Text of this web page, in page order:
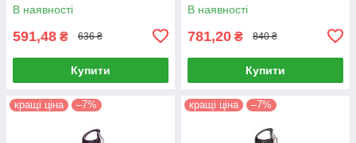
В наявності
591,48 ₴ 636 ₴
Купити
В наявності
781,20 ₴ 840 ₴
Купити
кращі ціна –7% кращі ціна –7%